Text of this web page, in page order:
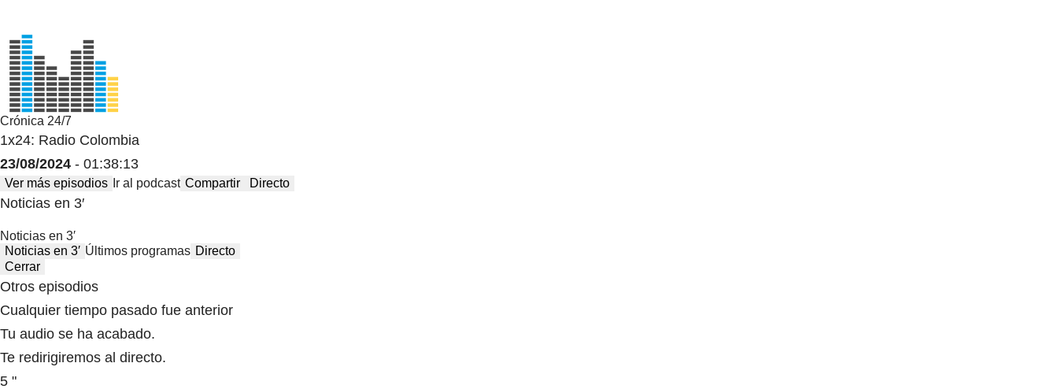
Crónica 24/7
1x24: Radio Colombia
23/08/2024 - 01:38:13
Ver más episodios Ir al podcast Compartir Directo
Noticias en 3′
Noticias en 3′
Noticias en 3′ Últimos programas Directo
Cerrar
Otros episodios
Cualquier tiempo pasado fue anterior
Tu audio se ha acabado.
Te redirigiremos al directo.
5 "